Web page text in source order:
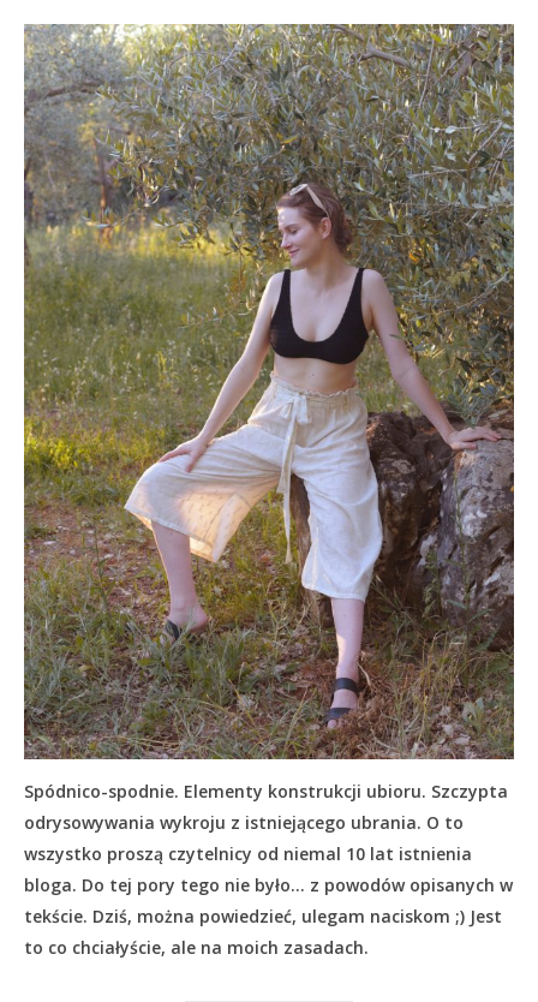
Spódnico-spodnie. Elementy konstrukcji ubioru. Szczypta
odrysowywania wykroju z istniejącego ubrania. O to
wszystko proszą czytelnicy od niemal 10 lat istnienia
bloga. Do tej pory tego nie było… z powodów opisanych w
tekście. Dziś, można powiedzieć, ulegam naciskom ;) Jest
to co chciałyście, ale na moich zasadach.